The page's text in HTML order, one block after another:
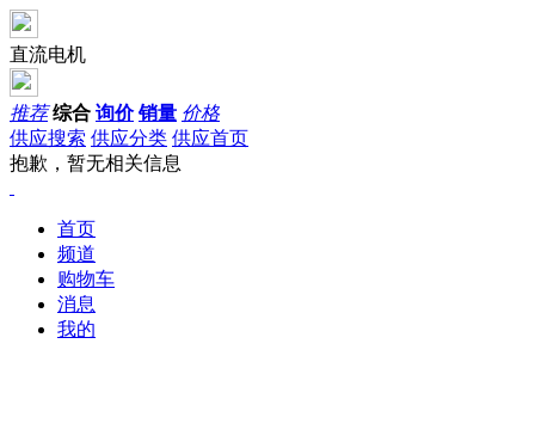
直流电机
推荐 综合 询价 销量 价格
供应搜索 供应分类 供应首页
抱歉，暂无相关信息
首页
频道
购物车
消息
我的